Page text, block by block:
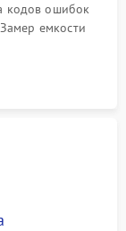
кодов ошибок
емкости
зарядки.
падения для